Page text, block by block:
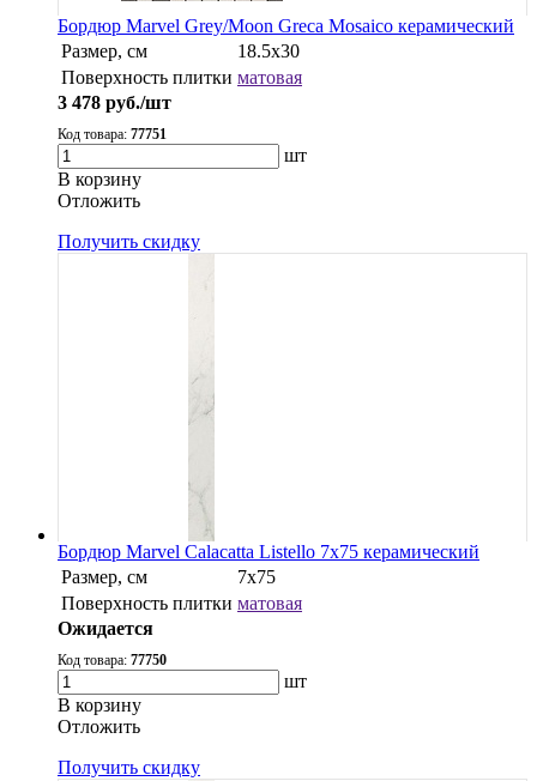
Бордюр Marvel Grey/Moon Greca Mosaico керамический
Размер, см
18.5x30
Поверхность плитки матовая
3 478 руб./шт
Код товара: 77751
шт
В корзину
Oтложить
Получить скидку
Бордюр Marvel Calacatta Listello 7x75 керамический
Размер, см
7x75
Поверхность плитки матовая
Ожидается
Код товара: 77750
шт
В корзину
Oтложить
Получить скидку